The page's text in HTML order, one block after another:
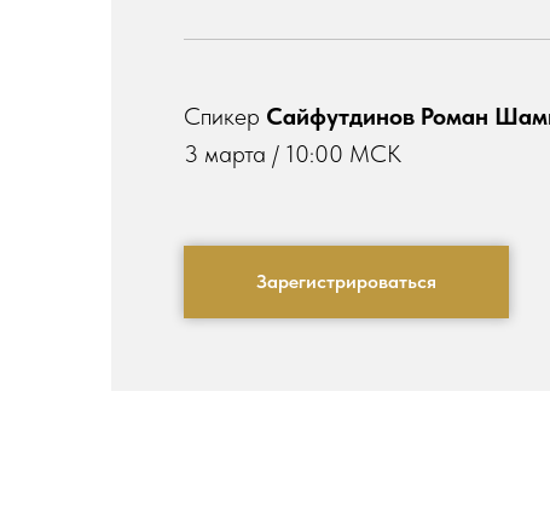
Спикер Сайфутдинов Роман
3 марта / 10:00 МСК
Зарегистрироваться